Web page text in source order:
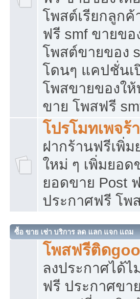
โพสต์เรียกลูกค้
ฟรี smf ขายขอ
โพสต์ขายของ
โดนๆ แคปชั่นเ
โพสขายของใ
ขาย โพสฟรี
โปรโมทเพจร้
ฝากร้านฟรีเพิ่
ใหม่ ๆ เพิ่มยอด
ยอดขาย Post
ประกาศฟรี โพ
ซื้อ ขาย เช่า บริการ ลด แลก แจก แถม
โพสฟรีติด
ลงประกาศได้
ฟรี ประกาศข